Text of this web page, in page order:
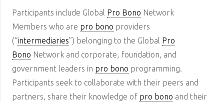
Participants include Global Pro Bono Network
Members who are pro bono providers
(“intermediaries”) belonging to the Global Pro
Bono Network and corporate, foundation, and
government leaders in pro bono programming.
Participants seek to collaborate with their peers and
partners, share their knowledge of pro bono and their